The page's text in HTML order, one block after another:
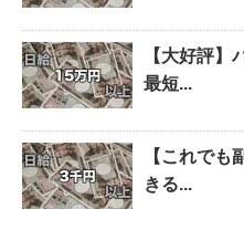
【大好評】
最短...
【これでも
きる...